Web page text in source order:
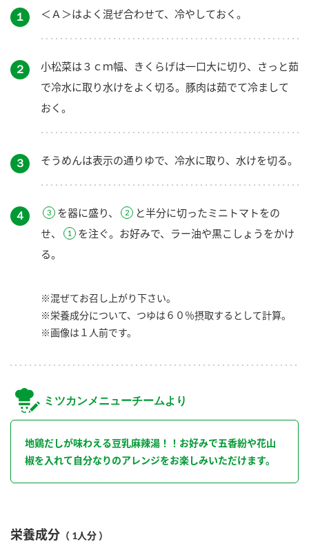
１ ＜Ａ＞はよく混ぜ合わせて、冷やしておく。
２
小松菜は３ｃｍ幅、きくらげは一口大に切り、さっと茹
で冷水に取り水けをよく切る。豚肉は茹でて冷まして
おく。
３ そうめんは表示の通りゆで、冷水に取り、水けを切る。
４ を器に盛り、
と半分に切ったミニトマトをの
せ、
を注ぐ。お好みで、ラー油や黒こしょうをかけ
る。
※混ぜてお召し上がり下さい。
※栄養成分について、つゆは６０％摂取するとして計算。
※画像は１人前です。
ミツカンメニューチームより
地鶏だしが味わえる豆乳麻辣湯！！お好みで五香紛や花山
椒を入れて自分なりのアレンジをお楽しみいただけます。
栄養成分 （ 1人分 ）